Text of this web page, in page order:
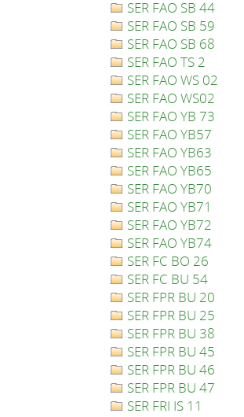
SER FAO SB 44
SER FAO SB 59
SER FAO SB 68
SER FAO TS 2
SER FAO WS 02
SER FAO WS02
SER FAO YB 73
SER FAO YB57
SER FAO YB63
SER FAO YB65
SER FAO YB70
SER FAO YB71
SER FAO YB72
SER FAO YB74
SER FC BO 26
SER FC BU 54
SER FPR BU 20
SER FPR BU 25
SER FPR BU 38
SER FPR BU 45
SER FPR BU 46
SER FPR BU 47
SER FRI IS 11